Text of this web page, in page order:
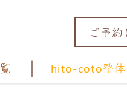
ご予
hito-coto整体